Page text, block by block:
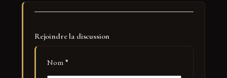
Rejoindre la discussion
Nom *